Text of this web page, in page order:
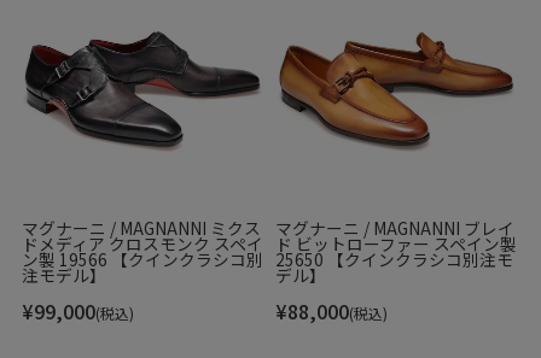
マグナーニ / MAGNANNI ミクス
ドメディア クロスモンク スペイ
ン製 19566 【クインクラシコ別
注モデル】
¥99,000(税込)
マグナーニ / MAGNANNI ブレイ
ド ビットローファー スペイン製
25650 【クインクラシコ別注モ
デル】
¥88,000(税込)